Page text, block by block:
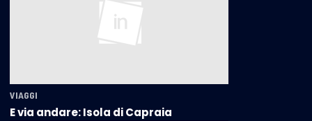
VIAGGI
E via andare: Isola di Capraia